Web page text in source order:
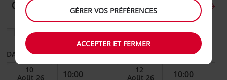
Sélectionnez une autre agence de retour
DATE DE DÉBUT DATE DE FIN
GÉRER VOS PRÉFÉRENCES
ACCEPTER ET FERMER